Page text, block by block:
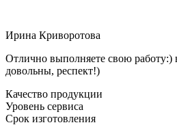
Ирина Криворотова
Отлично выполняете свою работу:)
довольны, респект!)
Качество продукции
Уровень сервиса
Срок изготовления